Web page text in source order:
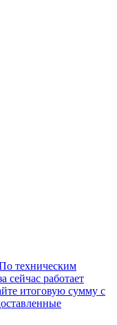
техническим
сейчас работает
итоговую сумму с